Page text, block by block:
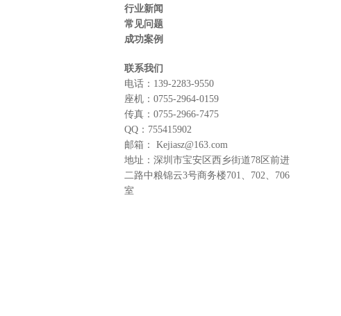
行业新闻
常见问题
成功案例
联系我们
电话： 139-2283-9550
座机： 0755-2964-0159
传真： 0755-2966-7475
QQ： 755415902
邮箱：
Kejiasz@163.com
地址： 深圳市宝安区西乡街道78区前进
二路中粮锦云3号商务楼701、702、706
室